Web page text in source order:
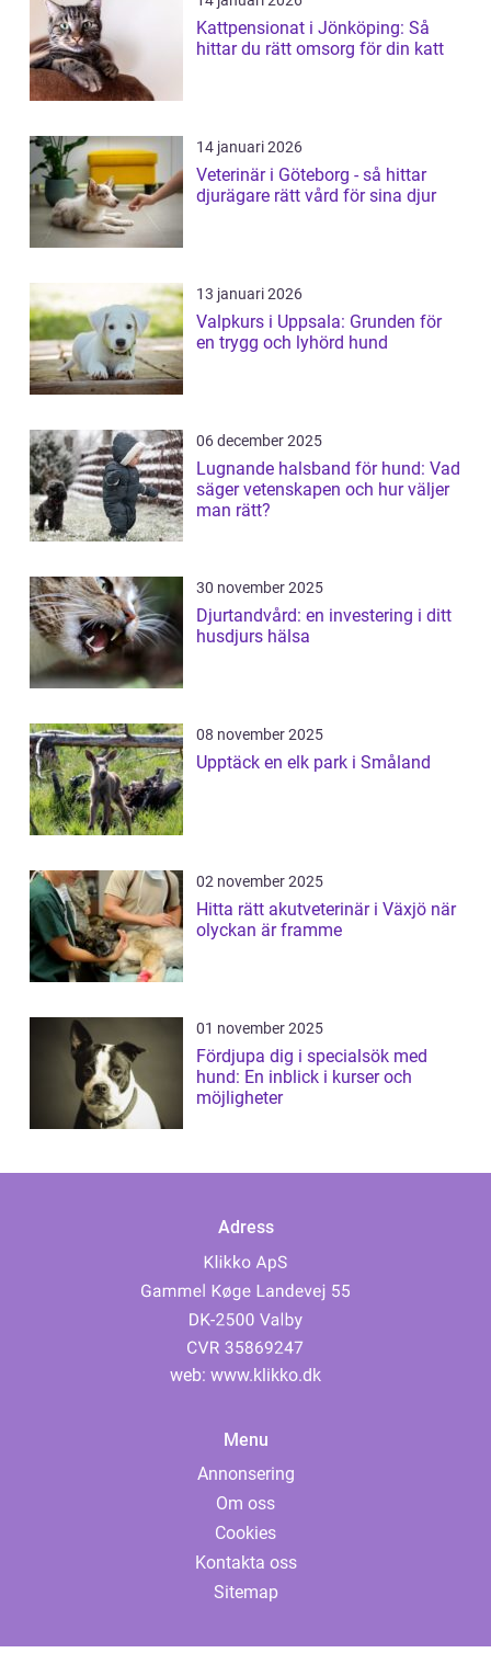
Kattpensionat i Jönköping: Så
hittar du rätt omsorg för din katt
14 januari 2026
Veterinär i Göteborg - så hittar
djurägare rätt vård för sina djur
13 januari 2026
Valpkurs i Uppsala: Grunden för
en trygg och lyhörd hund
06 december 2025
Lugnande halsband för hund: Vad
säger vetenskapen och hur väljer
man rätt?
30 november 2025
Djurtandvård: en investering i ditt
husdjurs hälsa
08 november 2025
Upptäck en elk park i Småland
02 november 2025
Hitta rätt akutveterinär i Växjö när
olyckan är framme
01 november 2025
Fördjupa dig i specialsök med
hund: En inblick i kurser och
möjligheter
Adress
web: www.klikko.dk
Menu
Annonsering
Om oss
Cookies
Kontakta oss
Sitemap